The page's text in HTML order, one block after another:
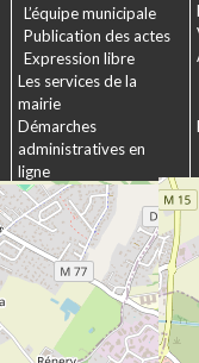
L’équipe municipale
Publication des actes
Expression libre
Les services de la
mairie
Démarches
administratives en
ligne
Formulaires
Marchés publics